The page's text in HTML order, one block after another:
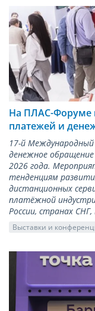
На ПЛАС-Форуме
платежей и
17-й
денежное
2026 года.
тенденциям
дистанционных
платёжной
России, странах СНГ,
Выставки и